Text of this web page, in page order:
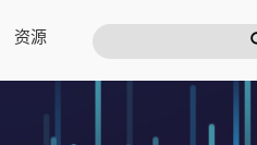
资源